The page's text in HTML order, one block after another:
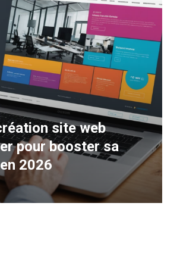
site web
pour booster sa
2026